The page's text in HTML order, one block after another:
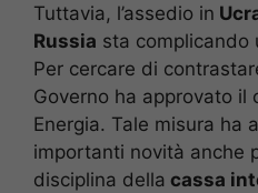
Tuttavia, l’assedio in
Russia sta complicando
Per cercare di
Governo ha approvato il
Energia. Tale misura ha
importanti novità anche
disciplina della cassa